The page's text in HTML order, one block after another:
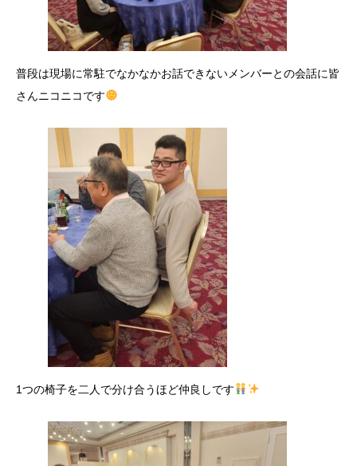
普段は現場に常駐でなかなかお話できないメンバーとの会話に皆
さんニコニコです
1つの椅子を二人で分け合うほど仲良しです